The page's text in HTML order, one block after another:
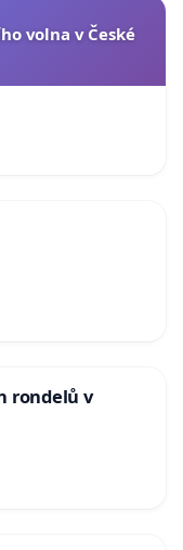
volna v České
rondelů v